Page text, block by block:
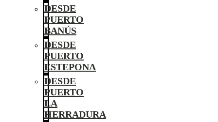
DESDE
PUERTO
BANÚS
DESDE
PUERTO
ESTEPONA
DESDE
PUERTO
LA
HERRADURA